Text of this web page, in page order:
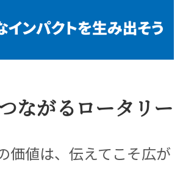
ながるロータリー
価値は、伝えてこそ広が